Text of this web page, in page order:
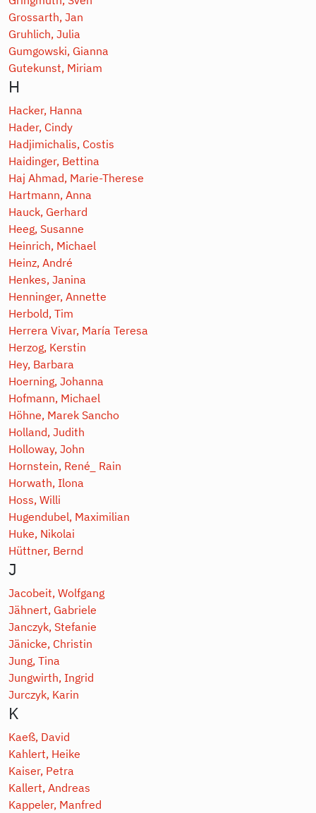
Grossarth, Jan
Gruhlich, Julia
Gumgowski, Gianna
Gutekunst, Miriam
H
Hacker, Hanna
Hader, Cindy
Hadjimichalis, Costis
Haidinger, Bettina
Haj Ahmad, Marie-Therese
Hartmann, Anna
Hauck, Gerhard
Heeg, Susanne
Heinrich, Michael
Heinz, André
Henkes, Janina
Henninger, Annette
Herbold, Tim
Herrera Vivar, María Teresa
Herzog, Kerstin
Hey, Barbara
Hoerning, Johanna
Hofmann, Michael
Höhne, Marek Sancho
Holland, Judith
Holloway, John
Hornstein, René_ Rain
Horwath, Ilona
Hoss, Willi
Hugendubel, Maximilian
Huke, Nikolai
Hüttner, Bernd
J
Jacobeit, Wolfgang
Jähnert, Gabriele
Janczyk, Stefanie
Jänicke, Christin
Jung, Tina
Jungwirth, Ingrid
Jurczyk, Karin
K
Kaeß, David
Kahlert, Heike
Kaiser, Petra
Kallert, Andreas
Kappeler, Manfred